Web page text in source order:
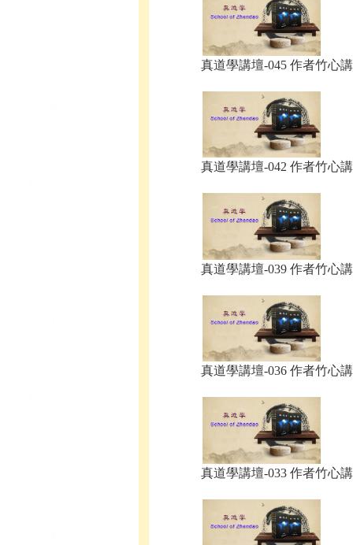
真道學講壇-045 作者竹心
真道學講壇-042 作者竹心
真道學講壇-039 作者竹心
真道學講壇-036 作者竹心
真道學講壇-033 作者竹心